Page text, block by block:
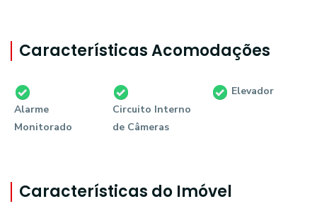
Características Acomodações
Alarme
Monitorado
Circuito Interno
de Câmeras
Elevador
Características do Imóvel